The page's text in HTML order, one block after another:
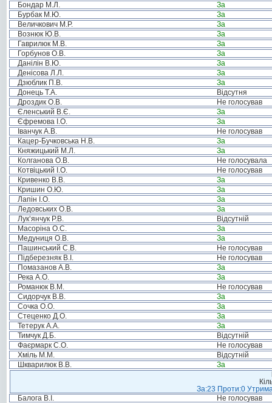
Бондар М.Л.
За
Бурбак М.Ю.
За
Величкович М.Р.
За
Вознюк Ю.В.
За
Гаврилюк М.В.
За
Горбунов О.В.
За
Данілін В.Ю.
За
Денісова Л.Л.
За
Дзюблик П.В.
За
Донець Т.А.
Відсутня
Дроздик О.В.
Не голосував
Єленський В.Є.
За
Єфремова І.О.
За
Іванчук А.В.
Не голосував
Кацер-Бучковська Н.В.
За
Княжицький М.Л.
За
Колганова О.В.
Не голосувала
Котвіцький І.О.
Не голосував
Кривенко В.В.
За
Кришин О.Ю.
За
Лапін І.О.
За
Ледовських О.В.
За
Лук’янчук Р.В.
Відсутній
Масоріна О.С.
За
Медуниця О.В.
За
Пашинський С.В.
Не голосував
Підберезняк В.І.
Не голосував
Помазанов А.В.
За
Река А.О.
За
Романюк В.М.
Не голосував
Сидорчук В.В.
За
Сочка О.О.
За
Стеценко Д.О.
За
Тетерук А.А.
За
Тимчук Д.Б.
Відсутній
Фаєрмарк С.О.
Не голосував
Хміль М.М.
Відсутній
Шкварилюк В.В.
За
За:23 Проти:0
Балога В.І.
Не голосував